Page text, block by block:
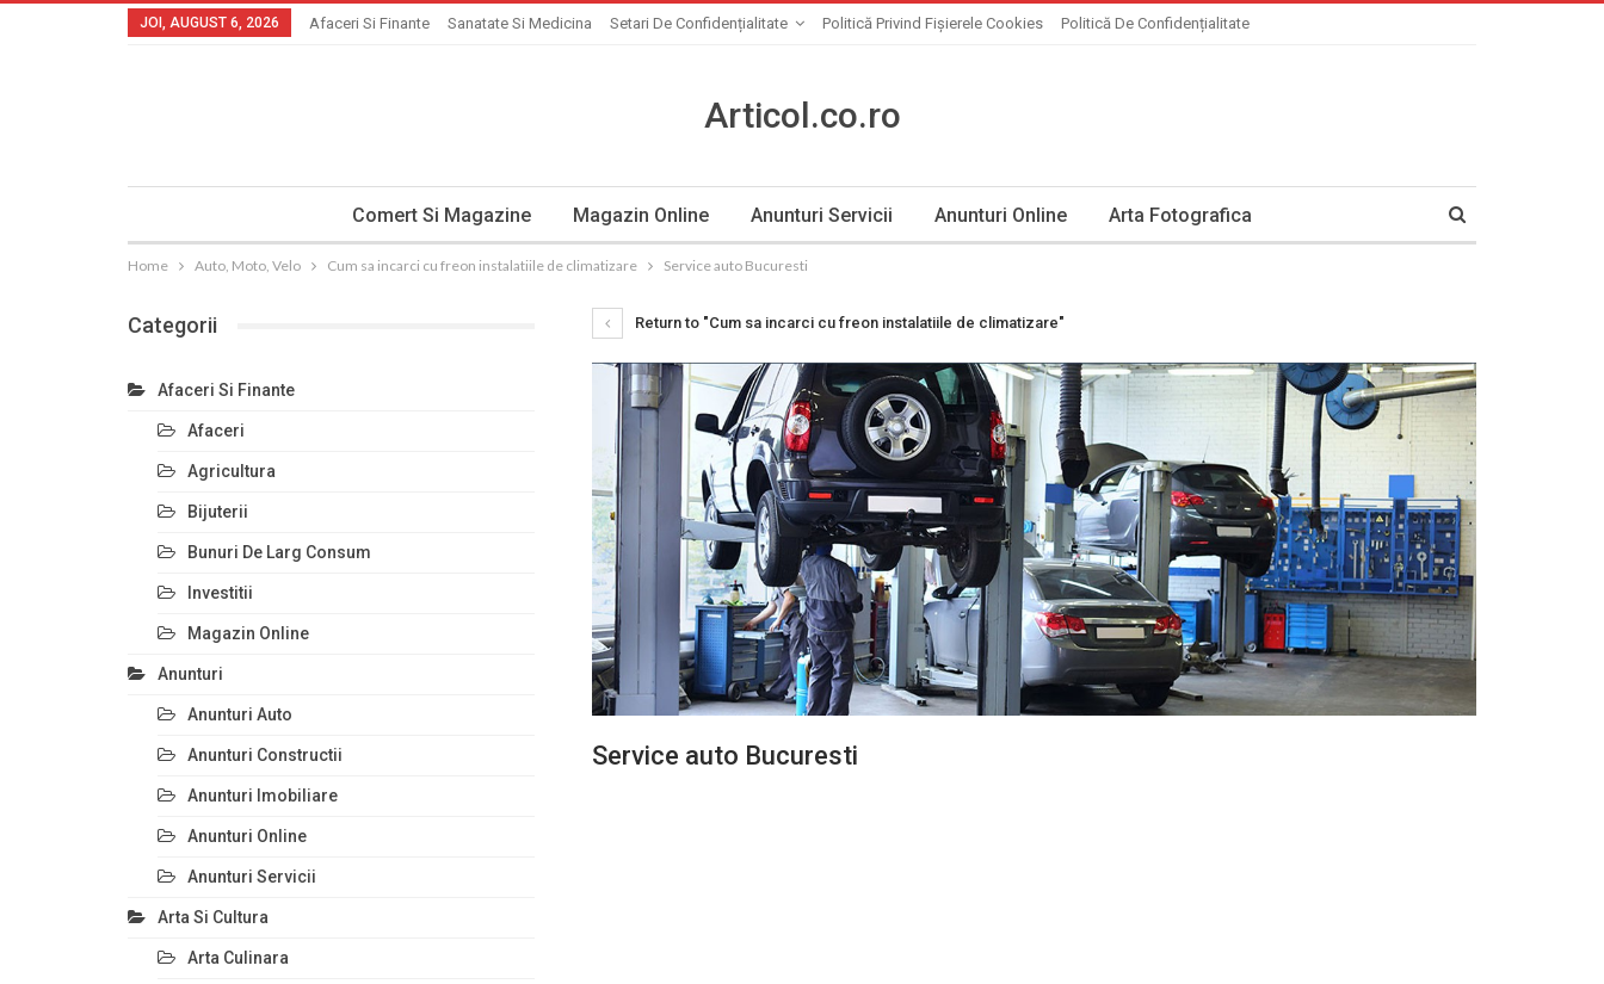
JOI, AUGUST 6, 2026 Afaceri Si Finante Sanatate Si Medicina Setari De Confidențialitate Politică Privind Fișierele Cookies Politică De Confidențialitate
Articol.co.ro
Comert Si Magazine Magazin Online Anunturi Servicii Anunturi Online Arta Fotografica
Home Auto, Moto, Velo Cum sa incarci cu freon instalatiile de climatizare Service auto Bucuresti
Return to "Cum sa incarci cu freon instalatiile de climatizare"
Service auto Bucuresti
Categorii
Afaceri Si Finante
Afaceri
Agricultura
Bijuterii
Bunuri De Larg Consum
Investitii
Magazin Online
Anunturi
Anunturi Auto
Anunturi Constructii
Anunturi Imobiliare
Anunturi Online
Anunturi Servicii
Arta Si Cultura
Arta Culinara